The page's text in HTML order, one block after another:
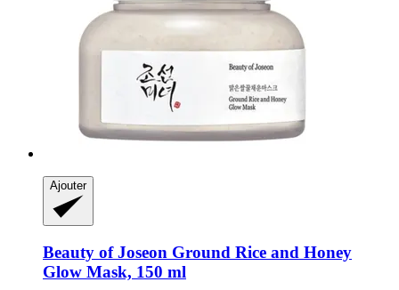
Ajouter
Beauty of Joseon Ground Rice and Honey
Glow Mask, 150 ml